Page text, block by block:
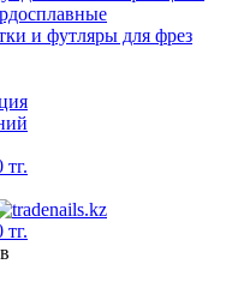
и футляры для фрез
тг.
тг.